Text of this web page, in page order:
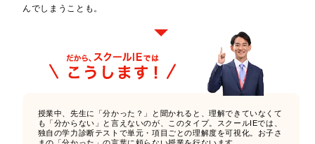
んでしまうことも。
授業中、先生に「分かった？」と聞かれると、理解できていなくて
も「分からない」と言えないのが、このタイプ。スクールIEでは、
独自の学力診断テストで単元・項目ごとの理解度を可視化。お子さ